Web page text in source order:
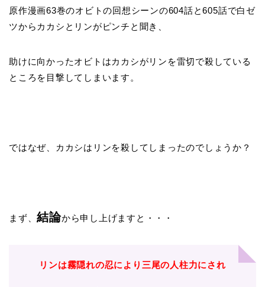
原作漫画63巻のオビトの回想シーンの604話と605話で白ゼ
ツからカカシとリンがピンチと聞き、
助けに向かったオビトはカカシがリンを雷切で殺している
ところを目撃してしまいます。
ではなぜ、カカシはリンを殺してしまったのでしょうか？
まず、結論から申し上げますと・・・
リンは霧隠れの忍により三尾の人柱力にされ